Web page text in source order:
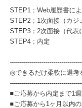
STEP1；Web履歴書に
STEP2；1次面接（カジ
STEP3；2次面接（代表
STEP4；内定
◎できるだけ柔軟に選考
■ご応募から内定まで1週
■ご応募から1ヶ月以内の